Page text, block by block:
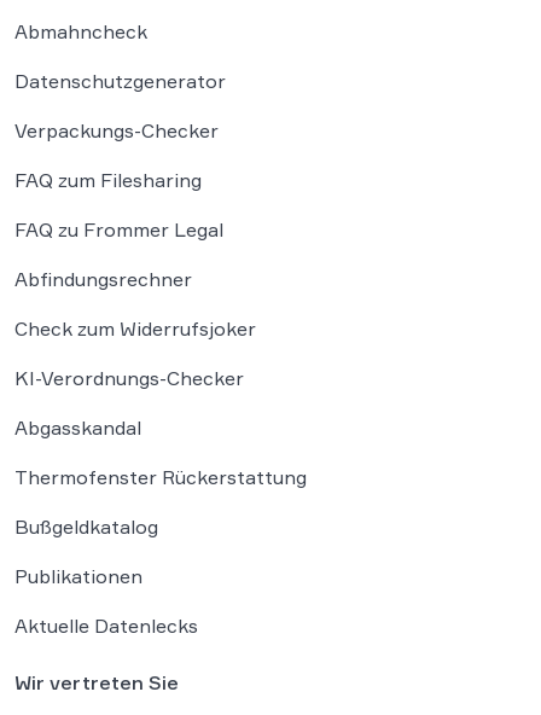
Abmahncheck
Datenschutzgenerator
Verpackungs-Checker
FAQ zum Filesharing
FAQ zu Frommer Legal
Abfindungsrechner
Check zum Widerrufsjoker
KI-Verordnungs-Checker
Abgasskandal
Thermofenster Rückerstattung
Bußgeldkatalog
Publikationen
Aktuelle Datenlecks
Wir vertreten Sie